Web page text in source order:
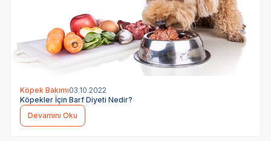
Köpek Bakımı03.10.2022
Köpekler İçin Barf Diyeti Nedir?
Devamını Oku